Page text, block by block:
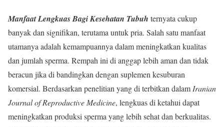
Manfaat Lengkuas Bagi Kesehatan Tubuh ternyata cukup
banyak dan signifikan, terutama untuk pria. Salah satu manfaat
utamanya adalah kemampuannya dalam meningkatkan kualitas
dan jumlah sperma. Rempah ini di anggap lebih aman dan tidak
beracun jika di bandingkan dengan suplemen kesuburan
komersial. Berdasarkan penelitian yang di terbitkan dalam Iranian
Journal of Reproductive Medicine, lengkuas di ketahui dapat
meningkatkan produksi sperma yang lebih sehat dan berkualitas.